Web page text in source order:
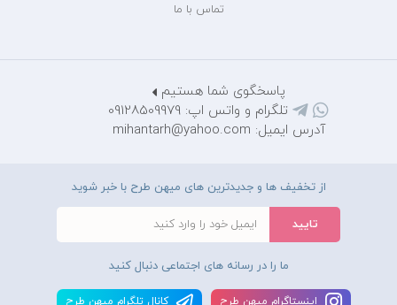
تماس با ما
پاسخگوی شما هستیم
تلگرام و واتس اپ: 09128509979
آدرس ایمیل: mihantarh@yahoo.com
از تخفیف ها و جدیدترین های میهن طرح با خبر شوید
ما را در رسانه های اجتماعی دنبال کنید
اينستاگرام ميهن طرح کانال تلگرام ميهن طرح